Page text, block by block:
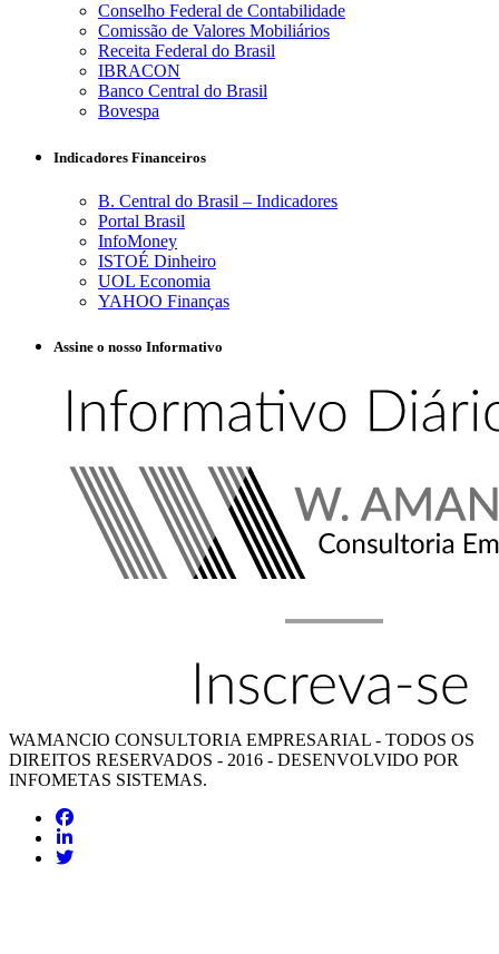
Conselho Federal de Contabilidade
Comissão de Valores Mobiliários
Receita Federal do Brasil
IBRACON
Banco Central do Brasil
Bovespa
Indicadores Financeiros
B. Central do Brasil – Indicadores
Portal Brasil
InfoMoney
ISTOÉ Dinheiro
UOL Economia
YAHOO Finanças
Assine o nosso Informativo
WAMANCIO CONSULTORIA EMPRESARIAL - TODOS OS
DIREITOS RESERVADOS - 2016 - DESENVOLVIDO POR
INFOMETAS SISTEMAS.